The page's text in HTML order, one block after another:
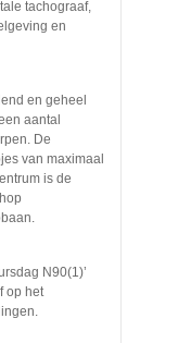
tachograaf,
en
en geheel
aantal
De
van maximaal
is de
N90(1)’
op het